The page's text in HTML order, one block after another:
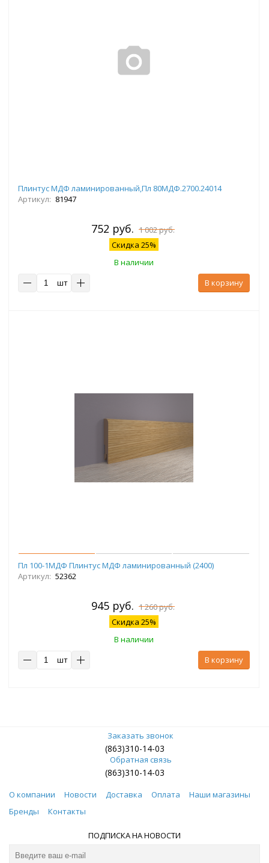
Плинтус МДФ ламинированный,Пл 80МДФ.2700.24014
Артикул: 81947
752 руб. 1 002 руб.
Скидка 25%
В наличии
шт
В корзину
Пл 100-1МДФ Плинтус МДФ ламинированный (2400)
Артикул: 52362
945 руб. 1 260 руб.
Скидка 25%
В наличии
шт
В корзину
Заказать звонок
(863)310-14-03
Обратная связь
(863)310-14-03
О компании Новости Доставка Оплата
Наши магазины
Бренды
Контакты
ПОДПИСКА НА НОВОСТИ